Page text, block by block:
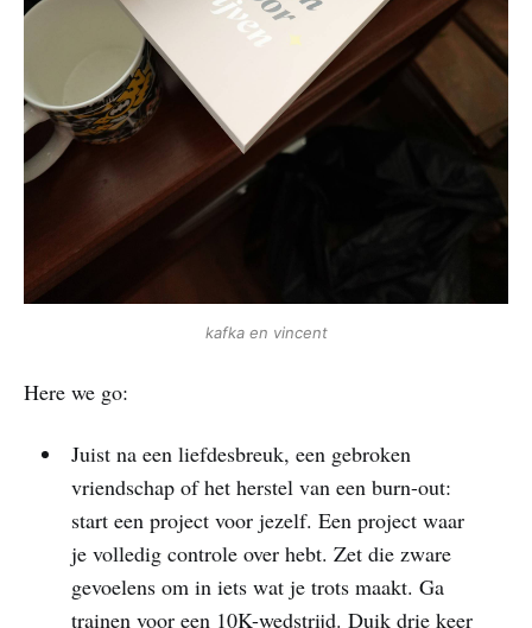
kafka en vincent
Here we go:
Juist na een liefdesbreuk, een gebroken
vriendschap of het herstel van een burn-out:
start een project voor jezelf. Een project waar
je volledig controle over hebt. Zet die zware
gevoelens om in iets wat je trots maakt. Ga
trainen voor een 10K-wedstrijd. Duik drie keer